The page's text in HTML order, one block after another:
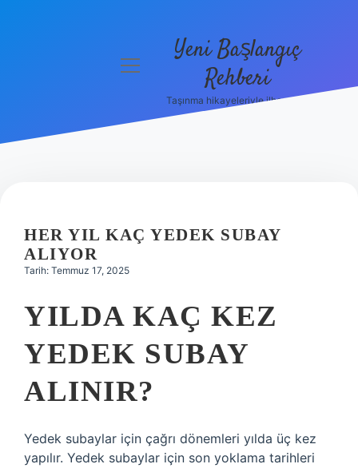
Politikası
menüyü
Yeni Başlangıç
Rehberi
Taşınma hikayeleriyle ilham bul!
HER YIL KAÇ YEDEK SUBAY
ALIYOR
Tarih: Temmuz 17, 2025
YILDA KAÇ KEZ
YEDEK SUBAY
ALINIR?
Yedek subaylar için çağrı dönemleri yılda üç kez
yapılır. Yedek subaylar için son yoklama tarihleri ​​